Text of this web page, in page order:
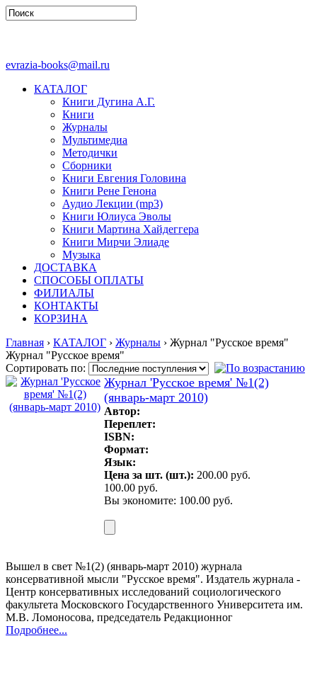
evrazia-books@mail.ru
КАТАЛОГ
Книги Дугина А.Г.
Книги
Журналы
Мультимедиа
Методички
Сборники
Книги Евгения Головина
Книги Рене Генона
Аудио Лекции (mp3)
Книги Юлиуса Эволы
Книги Мартина Хайдеггера
Книги Мирчи Элиаде
Музыка
ДОСТАВКА
СПОСОБЫ ОПЛАТЫ
ФИЛИАЛЫ
КОНТАКТЫ
КОРЗИНА
Главная › КАТАЛОГ › Журналы › Журнал "Русское время"
Журнал "Русское время"
Сортировать по:
Журнал 'Русское время' №1(2)
(январь-март 2010)
Автор:
Переплет:
ISBN:
Формат:
Язык:
Цена за шт. (шт.): 200.00 руб.
100.00 руб.
Вы экономите: 100.00 руб.
Вышел в свет №1(2) (январь-март 2010) журнала
консервативной мысли "Русское время". Издатель журнала -
Центр консервативных исследований социологического
факультета Московского Государственного Университета им.
М.В. Ломоносова, председатель Редакционног
Подробнее...